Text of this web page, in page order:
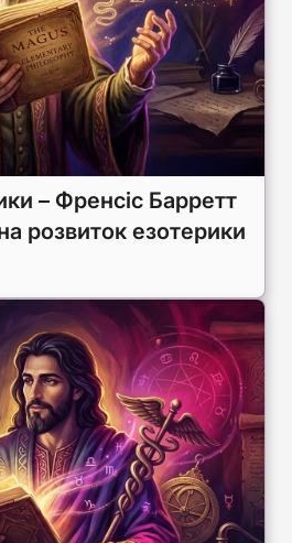
– Френсіс Барретт
розвиток езотерики